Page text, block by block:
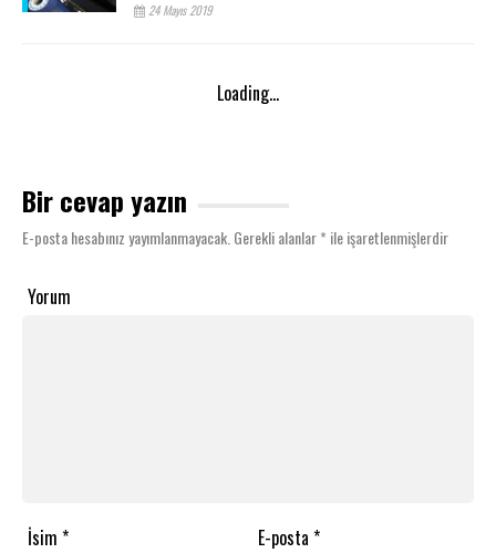
24 Mayıs 2019
Loading...
Bir cevap yazın
E-posta hesabınız yayımlanmayacak. Gerekli alanlar* ile işaretlenmişlerdir
Yorum
İsim * E-posta*